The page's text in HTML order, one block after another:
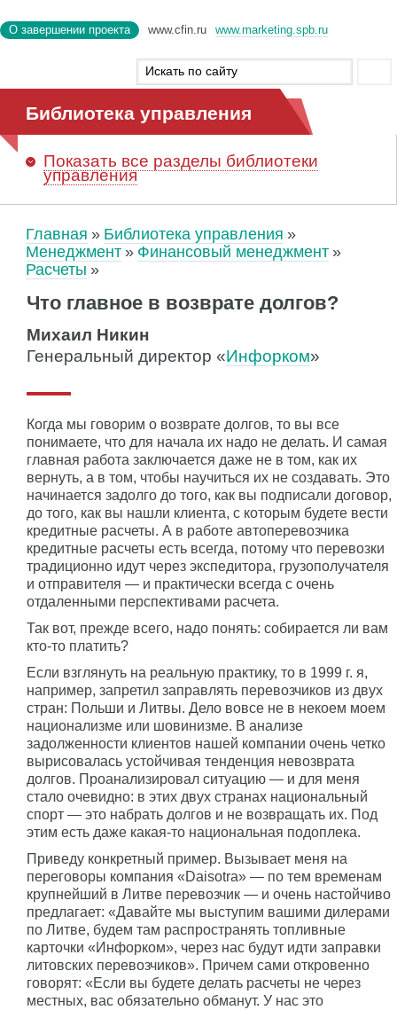
О завершении проекта www.cfin.ru www.marketing.spb.ru
Библиотека управления
Показать все разделы библиотеки
управления
Главная
Библиотека управления
Менеджмент
Финансовый менеджмент
Расчеты
Что главное в возврате долгов?
Михаил Никин
Генеральный директор «Инфорком»
Когда мы говорим о возврате долгов, то вы все
понимаете, что для начала их надо не делать. И самая
главная работа заключается даже не в том, как их
вернуть, а в том, чтобы научиться их не создавать. Это
начинается задолго до того, как вы подписали договор,
до того, как вы нашли клиента, с которым будете вести
кредитные расчеты. А в работе автоперевозчика
кредитные расчеты есть всегда, потому что перевозки
традиционно идут через экспедитора, грузополучателя
и отправителя — и практически всегда с очень
отдаленными перспективами расчета.
Так вот, прежде всего, надо понять: собирается ли вам
кто-то платить?
Если взглянуть на реальную практику, то в 1999 г. я,
например, запретил заправлять перевозчиков из двух
стран: Польши и Литвы. Дело вовсе не в некоем моем
национализме или шовинизме. В анализе
задолженности клиентов нашей компании очень четко
вырисовалась устойчивая тенденция невозврата
долгов. Проанализировал ситуацию — и для меня
стало очевидно: в этих двух странах национальный
спорт — это набрать долгов и не возвращать их. Под
этим есть даже какая-то национальная подоплека.
Приведу конкретный пример. Вызывает меня на
переговоры компания «Daisotra» — по тем временам
крупнейший в Литве перевозчик — и очень настойчиво
предлагает: «Давайте мы выступим вашими дилерами
по Литве, будем там распространять топливные
карточки «Инфорком», через нас будут идти заправки
литовских перевозчиков». Причем сами откровенно
говорят: «Если вы будете делать расчеты не через
местных, вас обязательно обманут. У нас это